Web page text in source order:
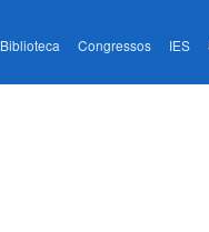
Biblioteca Congressos IES